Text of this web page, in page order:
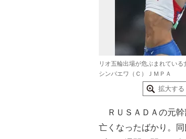
リオ五輪出場が危ぶまれている
シンバエワ（Ｃ）ＪＭＰＡ
拡大する
ＲＵＳＡＤＡの元幹
亡くなったばかり。